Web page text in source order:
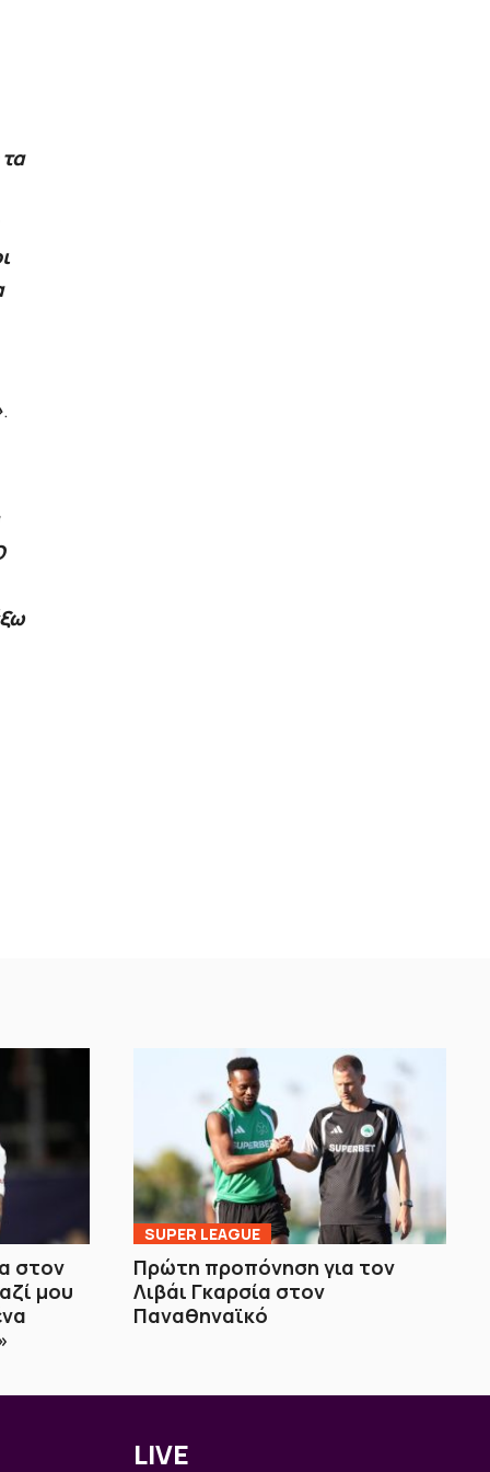
.
στον
μου
SUPER LEAGUE
Πρώτη προπόνηση για τον
Λιβάι Γκαρσία στον
Παναθηναϊκό
LIVE